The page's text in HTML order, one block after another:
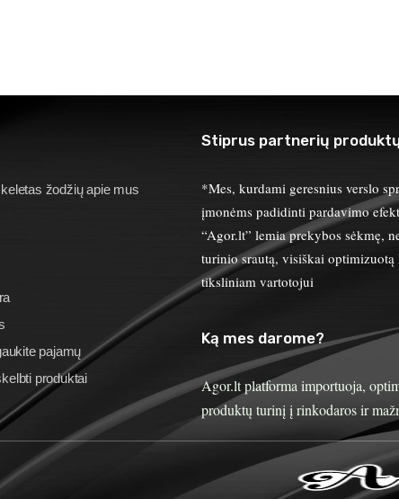
žodžių apie mus
pajamų
produktai
Stiprus partnerių
*Mes, kurdami geresnius verslo
įmonėms padidinti pardavimo
“Agor.lt” lemia prekybos sėkmę,
turinio srautą, visiškai
tiksliniam vartotojui
Ką mes darome?
Agor.lt platforma importuoja,
produktų turinį į rinkodaros ir